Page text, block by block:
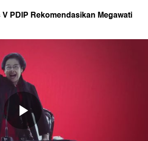
PDIP Rekomendasikan Megawati